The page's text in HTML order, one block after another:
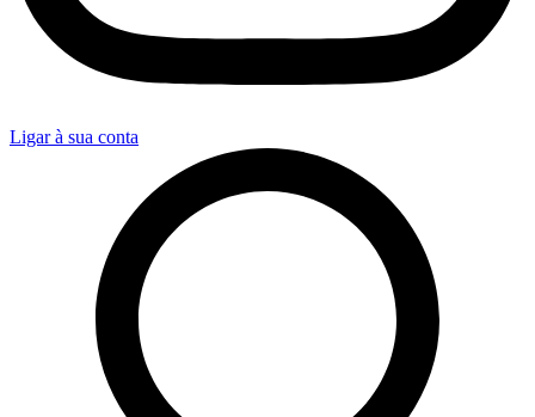
Ligar à sua conta